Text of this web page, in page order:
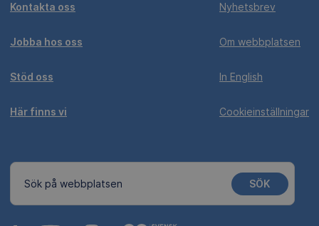
Kontakta oss
Jobba hos oss
Stöd oss
Här finns vi
Nyhetsbrev
Om webbplatsen
In English
Cookieinställningar
Sök på webbplatsen SÖK